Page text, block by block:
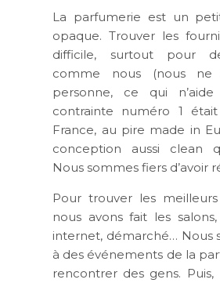
La parfumerie est un
opaque. Trouver les
difficile, surtout pour
comme nous (nous ne
personne, ce qui
contrainte numéro 1
France, au pire made in
conception aussi clean
Nous sommes fiers d’avoir
Pour trouver les meilleurs
nous avons fait les
internet, démarché… Nous
à des événements de la
rencontrer des gens. Puis,